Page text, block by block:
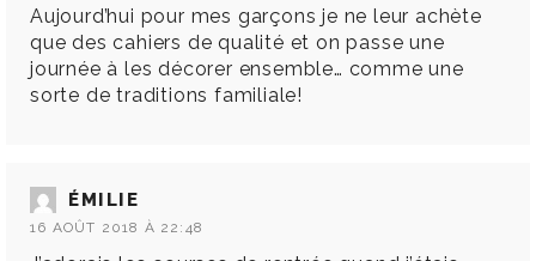
Aujourd’hui pour mes garçons je ne leur achète
que des cahiers de qualité et on passe une
journée à les décorer ensemble… comme une
sorte de traditions familiale!
ÉMILIE
16 AOÛT 2018 À 22:48